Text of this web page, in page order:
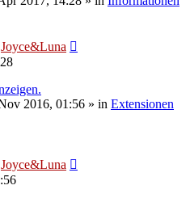
Joyce&Luna
2016, 01:56 » in Extensionen
Joyce&Luna